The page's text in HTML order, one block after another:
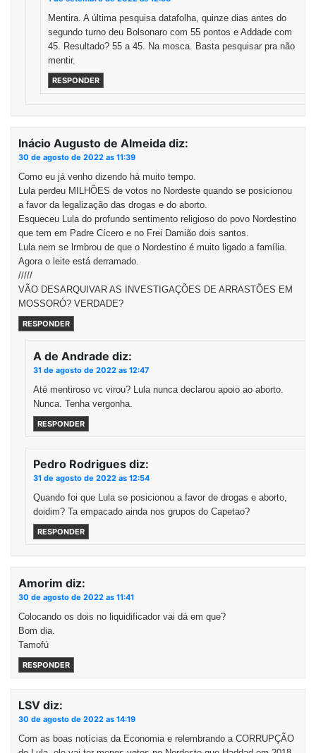
Mentira. A última pesquisa datafolha, quinze dias antes do
segundo turno deu Bolsonaro com 55 pontos e Addade com
45. Resultado? 55 a 45. Na mosca. Basta pesquisar pra não
mentir.
RESPONDER
Inácio Augusto de Almeida diz:
30 de agosto de 2022 as 11:39
Como eu já venho dizendo há muito tempo.
Lula perdeu MILHÕES de votos no Nordeste quando se posicionou
a favor da legalização das drogas e do aborto.
Esqueceu Lula do profundo sentimento religioso do povo Nordestino
que tem em Padre Cícero e no Frei Damião dois santos.
Lula nem se lrmbrou de que o Nordestino é muito ligado a família.
Agora o leite está derramado.
/////
VÃO DESARQUIVAR AS INVESTIGAÇÕES DE ARRASTÕES EM
MOSSORÓ? VERDADE?
RESPONDER
A de Andrade diz:
31 de agosto de 2022 as 12:47
Até mentiroso vc virou? Lula nunca declarou apoio ao aborto.
Nunca. Tenha vergonha.
RESPONDER
Pedro Rodrigues diz:
31 de agosto de 2022 as 12:54
Quando foi que Lula se posicionou a favor de drogas e aborto,
doidim? Ta empacado ainda nos grupos do Capetao?
RESPONDER
Amorim diz:
30 de agosto de 2022 as 11:41
Colocando os dois no liquidificador vai dá em que?
Bom dia.
Tamofú
RESPONDER
LSV diz:
30 de agosto de 2022 as 14:19
Com as boas notícias da Economia e relembrando a CORRUPÇÃO